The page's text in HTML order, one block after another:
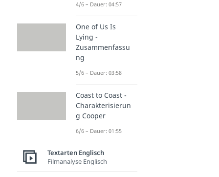
4/6 – Dauer: 04:57
One of Us Is
Lying -
Zusammenfassu
ng
5/6 – Dauer: 03:58
Coast to Coast -
Charakterisierun
g Cooper
6/6 – Dauer: 01:55
Textarten Englisch
Filmanalyse Englisch